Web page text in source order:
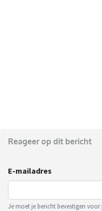
Reageer op dit bericht
E-mailadres
Je moet je bericht bevestigen